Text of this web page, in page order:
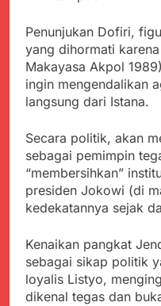
Penunjukan Dofiri,
yang dihormati
Makayasa Akpol
ingin mengendalikan
langsung dari Istana.
Secara politik, akan
sebagai pemimpin
“membersihkan”
presiden Jokowi (di
kedekatannya sejak
Kenaikan pangkat
sebagai sikap politik
loyalis Listyo,
dikenal tegas dan